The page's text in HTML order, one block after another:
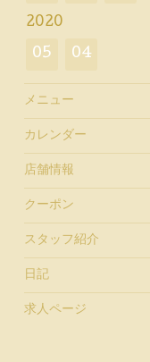
2020
05 04
メニュー
カレンダー
店舗情報
クーポン
スタッフ紹介
日記
求人ページ